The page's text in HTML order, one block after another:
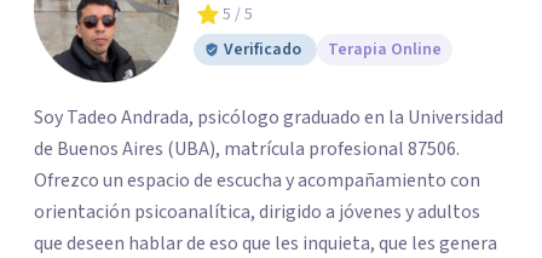
5 / 5
Verificado
Terapia Online
Soy Tadeo Andrada, psicólogo graduado en la Universidad
de Buenos Aires (UBA), matrícula profesional 87506.
Ofrezco un espacio de escucha y acompañamiento con
orientación psicoanalítica, dirigido a jóvenes y adultos
que deseen hablar de eso que les inquieta, que les genera